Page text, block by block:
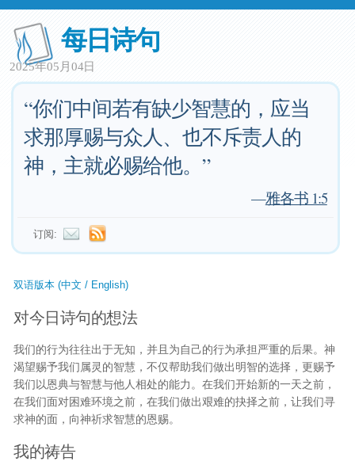
每日诗句
2025年05月04日
“你们中间若有缺少智慧的，应当
求那厚赐与众人、也不斥责人的
神，主就必赐给他。”
—雅各书 1:5
订阅:
双语版本 (中文 / English)
对今日诗句的想法
我们的行为往往出于无知，并且为自己的行为承担严重的后果。神
渴望赐予我们属灵的智慧，不仅帮助我们做出明智的选择，更赐予
我们以恩典与智慧与他人相处的能力。在我们开始新的一天之前，
在我们面对困难环境之前，在我们做出艰难的抉择之前，让我们寻
求神的面，向神祈求智慧的恩赐。
我的祷告